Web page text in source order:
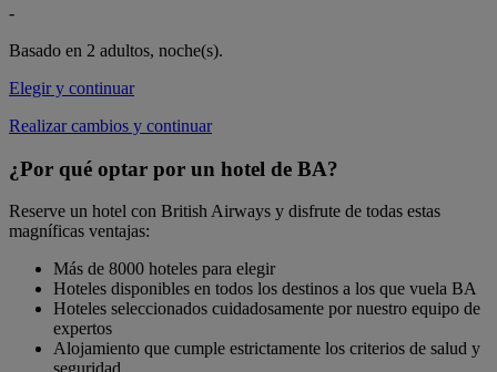
-
Basado en 2 adultos, noche(s).
Elegir y continuar
Realizar cambios y continuar
¿Por qué optar por un hotel de BA?
Reserve un hotel con British Airways y disfrute de todas estas
magníficas ventajas:
Más de 8000 hoteles para elegir
Hoteles disponibles en todos los destinos a los que vuela BA
Hoteles seleccionados cuidadosamente por nuestro equipo de
expertos
Alojamiento que cumple estrictamente los criterios de salud y